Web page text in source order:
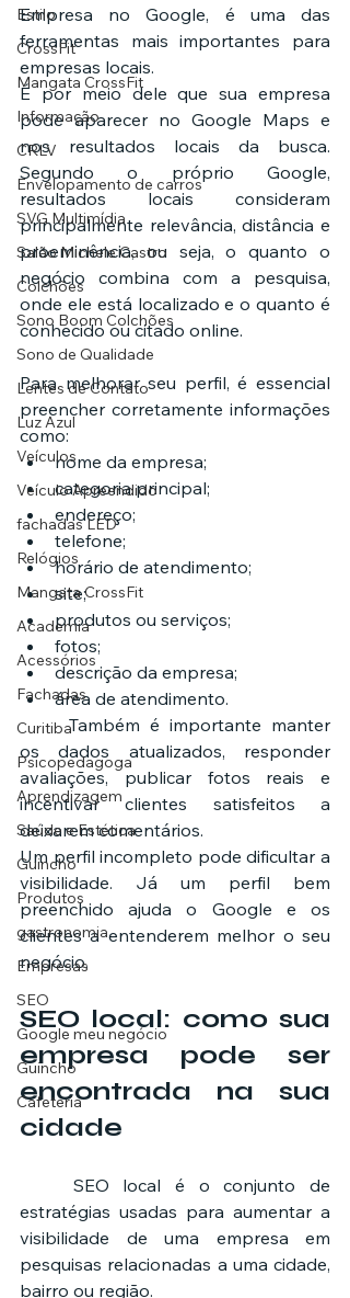
Estilo
CrossFit
Mangata CrossFit
Informação
CRLV
Envelopamento de carros
SVG Multimídia
Salão Michele Castro
Colchões
Sono Boom Colchões
Sono de Qualidade
Lentes de Contato
Luz Azul
Veículos
Veículo Apreendido
fachadas LED
Relógios
Mangata CrossFit
Academia
Acessórios
Fachadas
Curitiba
Psicopedagoga
Aprendizagem
Saúde e Estética
Guincho
Produtos
gastronomia
Empresas
SEO
Google meu negócio
Guincho
Cafeteria
Empresa no Google, é uma das
ferramentas mais importantes para
empresas locais.
É por meio dele que sua empresa
pode aparecer no Google Maps e
nos resultados locais da busca.
Segundo o próprio Google,
resultados locais consideram
principalmente relevância, distância e
proeminência, ou seja, o quanto o
negócio combina com a pesquisa,
onde ele está localizado e o quanto é
conhecido ou citado online.
Para melhorar seu perfil, é essencial
preencher corretamente informações
como:
nome da empresa;
categoria principal;
endereço;
telefone;
horário de atendimento;
site;
produtos ou serviços;
fotos;
descrição da empresa;
área de atendimento.
	Também é importante manter
os dados atualizados, responder
avaliações, publicar fotos reais e
incentivar clientes satisfeitos a
deixarem comentários.
Um perfil incompleto pode dificultar a
visibilidade. Já um perfil bem
preenchido ajuda o Google e os
clientes a entenderem melhor o seu
negócio.
SEO local: como sua
empresa pode ser
encontrada na sua
cidade
estratégias usadas para aumentar a
visibilidade de uma empresa em
pesquisas relacionadas a uma cidade,
bairro ou região.